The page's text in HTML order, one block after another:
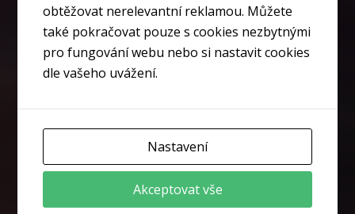
Poradíme Vám jak se zbavit rýmy!
Jsem Ondřej, Váš kondiční a zdravotní rádce.
INFORMACE PŘÍPRAVKY NA RÝMU
obtěžovat nerelevantní reklamou. Můžete
také pokračovat pouze s cookies nezbytnými
pro fungování webu nebo si nastavit cookies
dle vašeho uvážení.
Nastavení
Akceptovat vše